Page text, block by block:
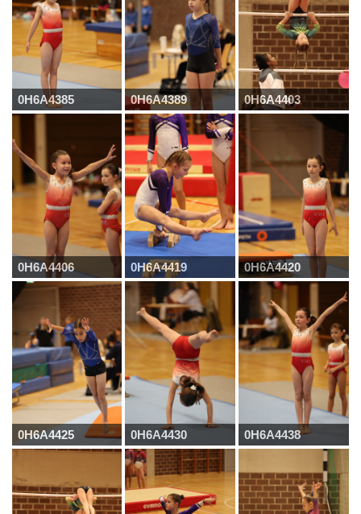
0H6A4385 0H6A4389 0H6A4403
0H6A4406 0H6A4419 0H6A4420
0H6A4425 0H6A4430 0H6A4438